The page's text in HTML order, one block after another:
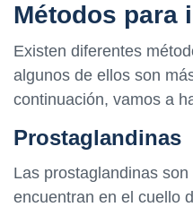
Métodos para
Existen diferentes
algunos de ellos son
continuación, vamos a
Prostaglandinas
Las prostaglandinas
encuentran en el cuello